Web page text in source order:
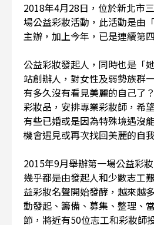
2018年4月28日，位於新北市
場公益彩妝活動，此活動是由
主辦，加上今年，已是連續第
公益彩妝發起人，同時也是「
站創辦人，對女性及弱勢族群
有多久沒有看見美麗的自己了
彩妝品，安排專業彩妝師，希
有些已婚或是因為特殊境遇沒
機會遇見或再次找回美麗的自
2015年9月舉辦第一場公益彩
幾乎都是由發起人和少數志工
益彩妝名聲開始發酵，越來越
動發起、籌備、募集、整理、
節，將近有50位志工和彩妝師